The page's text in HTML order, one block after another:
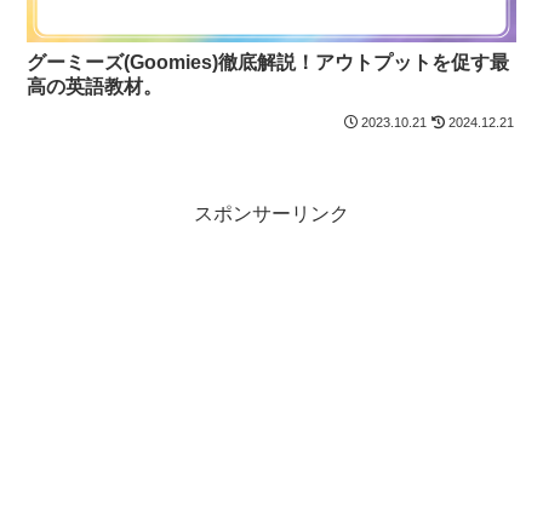
グーミーズ(Goomies)徹底解説！アウトプットを促す最
高の英語教材。
2023.10.21 2024.12.21
スポンサーリンク